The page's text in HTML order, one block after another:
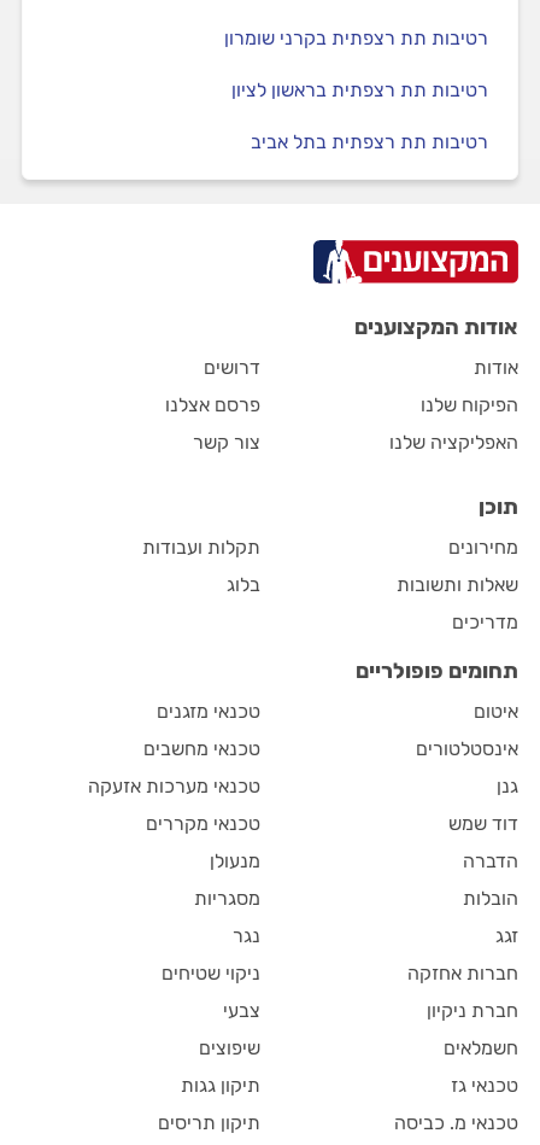
רטיבות תת רצפתית בקרני שומרון
רטיבות תת רצפתית בראשון לציון
רטיבות תת רצפתית בתל אביב
אודות המקצוענים
אודות
הפיקוח שלנו
האפליקציה שלנו
דרושים
פרסם אצלנו
צור קשר
תוכן
מחירונים
שאלות ותשובות
מדריכים
תקלות ועבודות
בלוג
תחומים פופולריים
איטום
אינסטלטורים
גנן
דוד שמש
הדברה
הובלות
זגג
חברות אחזקה
חברת ניקיון
חשמלאים
טכנאי גז
טכנאי מ. כביסה
טכנאי מזגנים
טכנאי מחשבים
טכנאי מערכות אזעקה
טכנאי מקררים
מנעולן
מסגריות
נגר
ניקוי שטיחים
צבעי
שיפוצים
תיקון גגות
תיקון תריסים